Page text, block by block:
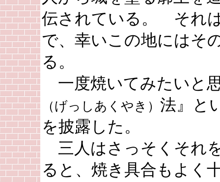
伝されている。 それ
で、幸いこの地にはそ
る。
一度焼いてみたいと
（げっしあくやき） 法』と
を披露した。
三人はさっそくそれ
ると、焼き具合もよく